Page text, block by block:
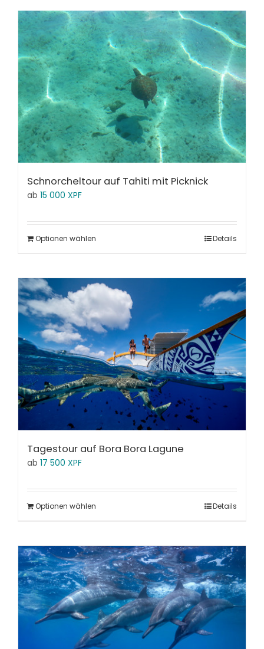
Schnorcheltour auf Tahiti mit Picknick
ab 15 000 XPF
Optionen wählen Details
Tagestour auf Bora Bora Lagune
ab 17 500 XPF
Optionen wählen Details